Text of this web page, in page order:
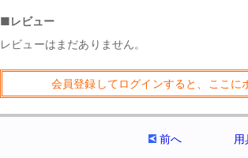
■レビュー
レビューはまだありません。
会員登録してログインすると、ここ
前へ